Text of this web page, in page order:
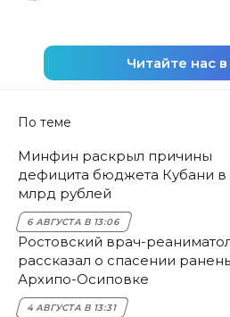
Читайте нас
По теме
Минфин раскрыл причины
дефицита бюджета Кубани в
млрд рублей
6 АВГУСТА В 13:06
Ростовский врач-
рассказал о спасении
Архипо-Осиповке
4 АВГУСТА В 13:31